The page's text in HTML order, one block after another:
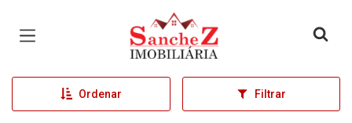
Página inicial
Ordenar Filtrar